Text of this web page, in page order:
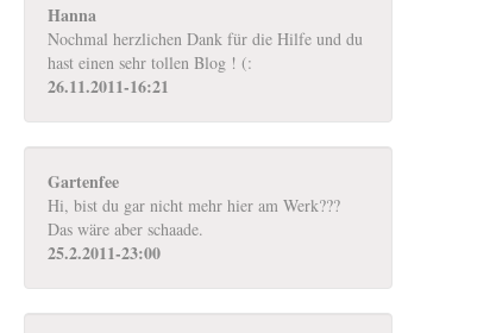
Hanna
Nochmal herzlichen Dank für die Hilfe und du
hast einen sehr tollen Blog ! (:
26.11.2011-16:21
Gartenfee
Hi, bist du gar nicht mehr hier am Werk???
Das wäre aber schaade.
25.2.2011-23:00